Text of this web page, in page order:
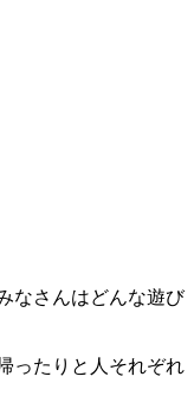
なさんはどんな遊び
ったりと人それぞれ